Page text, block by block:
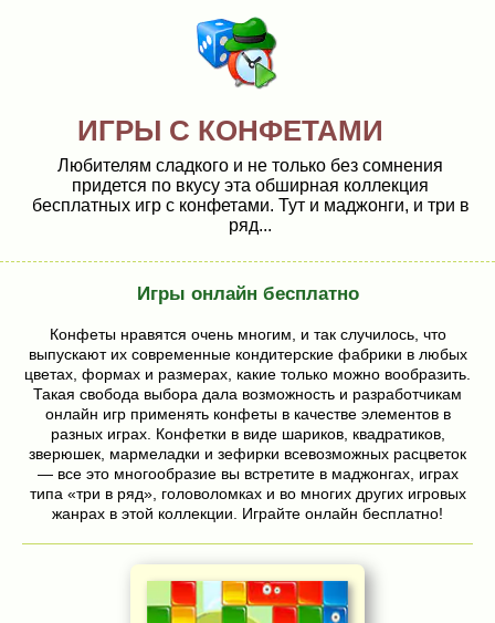
ИГРЫ С КОНФЕТАМИ
Любителям сладкого и не только без сомнения
придется по вкусу эта обширная коллекция
бесплатных игр с конфетами. Тут и маджонги, и три в
ряд...
Игры онлайн бесплатно
Конфеты нравятся очень многим, и так случилось, что
выпускают их современные кондитерские фабрики в любых
цветах, формах и размерах, какие только можно вообразить.
Такая свобода выбора дала возможность и разработчикам
онлайн игр применять конфеты в качестве элементов в
разных играх. Конфетки в виде шариков, квадратиков,
зверюшек, мармеладки и зефирки всевозможных расцветок
— все это многообразие вы встретите в маджонгах, играх
типа «три в ряд», головоломках и во многих других игровых
жанрах в этой коллекции. Играйте онлайн бесплатно!